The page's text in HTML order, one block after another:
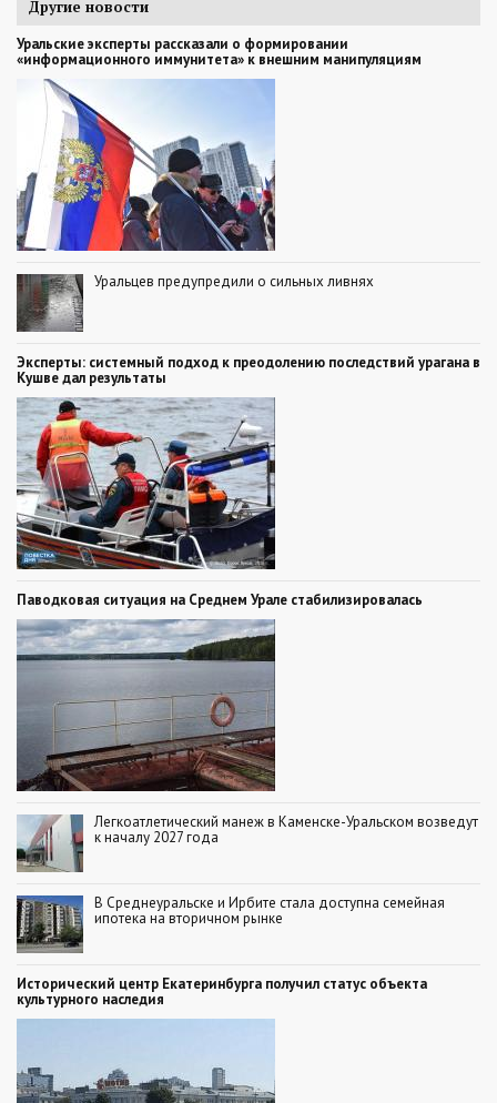
Другие новости
Уральские эксперты рассказали о формировании
«информационного иммунитета» к внешним манипуляциям
Уральцев предупредили о сильных ливнях
Эксперты: системный подход к преодолению последствий урагана в
Кушве дал результаты
Паводковая ситуация на Среднем Урале стабилизировалась
Легкоатлетический манеж в Каменске-Уральском возведут
к началу 2027 года
В Среднеуральске и Ирбите стала доступна семейная
ипотека на вторичном рынке
Исторический центр Екатеринбурга получил статус объекта
культурного наследия